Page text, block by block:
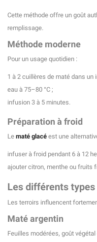
Cette méthode offre un goût
remplissage.
Méthode moderne
Pour un usage quotidien :
1 à 2 cuillères de maté dans un
eau à 75–80 °C ;
infusion 3 à 5 minutes.
Préparation à froid
Le maté glacé est une
infuser à froid pendant 6 à 12
ajouter citron, menthe ou fruits
Les différents
Les terroirs influencent
Maté argentin
Feuilles modérées, goût